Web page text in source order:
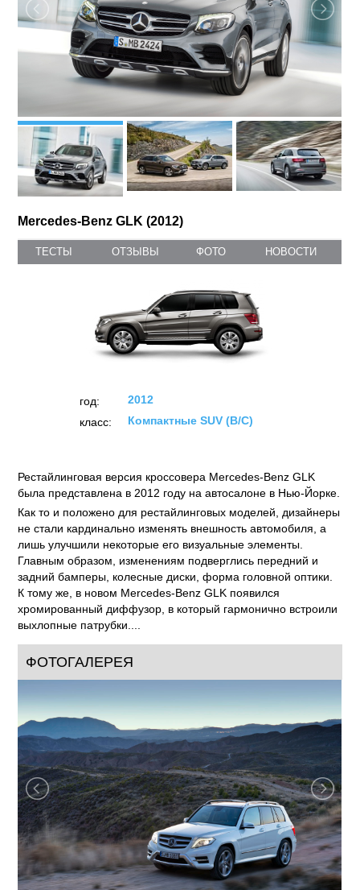
Mercedes-Benz GLK (2012)
ТЕСТЫ ОТЗЫВЫ ФОТО НОВОСТИ
год:
2012
класс:
Компактные SUV (B/C)
Рестайлинговая версия кроссовера Mercedes-Benz GLK
была представлена в 2012 году на автосалоне в Нью-Йорке.
Как то и положено для рестайлинговых моделей, дизайнеры
не стали кардинально изменять внешность автомобиля, а
лишь улучшили некоторые его визуальные элементы.
Главным образом, изменениям подверглись передний и
задний бамперы, колесные диски, форма головной оптики.
К тому же, в новом Mercedes-Benz GLK появился
хромированный диффузор, в который гармонично встроили
выхлопные патрубки....
ФОТОГАЛЕРЕЯ